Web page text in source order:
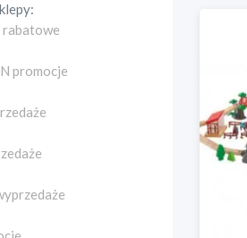
rabatowe
promocje